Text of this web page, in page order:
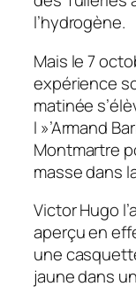
l’hydrogène.
Mais le 7
expérience
matinée
l »’Armand
Montmartre
masse dans
Victor Hugo
aperçu en
une
jaune dans